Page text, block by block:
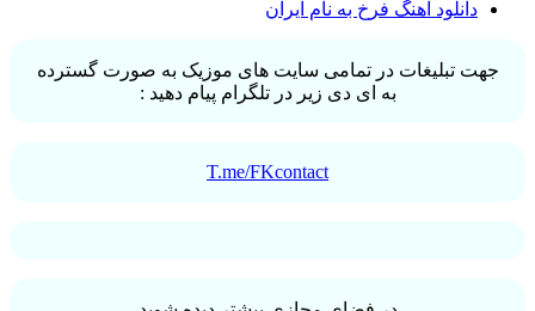
دانلود آهنگ فرخ به نام ایران
جهت تبلیغات در تمامی سایت های موزیک به صورت گسترده
به ای دی زیر در تلگرام پیام دهید :
T.me/FKcontact